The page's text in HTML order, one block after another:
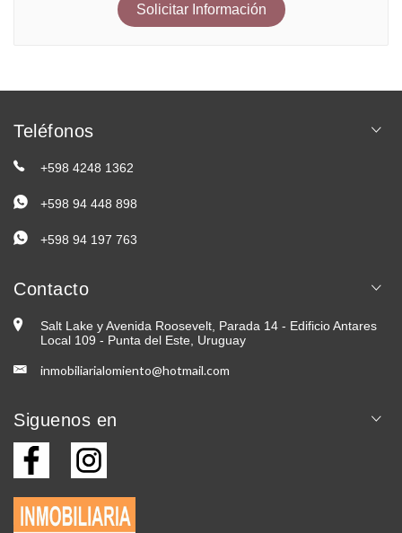
Solicitar Información
Teléfonos
+598 4248 1362
+598 94 448 898
+598 94 197 763
Contacto
Salt Lake y Avenida Roosevelt, Parada 14 - Edificio Antares
Local 109 - Punta del Este, Uruguay
inmobiliarialomiento@hotmail.com
Siguenos en